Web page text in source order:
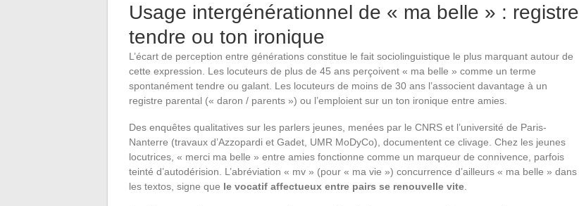
Usage intergénérationnel de « ma belle » : registre
tendre ou ton ironique
L’écart de perception entre générations constitue le fait sociolinguistique le plus marquant autour de
cette expression. Les locuteurs de plus de 45 ans perçoivent « ma belle » comme un terme
spontanément tendre ou galant. Les locuteurs de moins de 30 ans l’associent davantage à un
registre parental (« daron / parents ») ou l’emploient sur un ton ironique entre amies.
Des enquêtes qualitatives sur les parlers jeunes, menées par le CNRS et l’université de Paris-
Nanterre (travaux d’Azzopardi et Gadet, UMR MoDyCo), documentent ce clivage. Chez les jeunes
locutrices, « merci ma belle » entre amies fonctionne comme un marqueur de connivence, parfois
teinté d’autodérision. L’abréviation « mv » (pour « ma vie ») concurrence d’ailleurs « ma belle » dans
les textos, signe que le vocatif affectueux entre pairs se renouvelle vite